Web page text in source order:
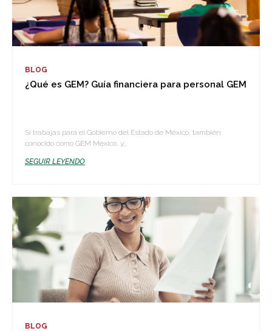
BLOG
¿Qué es GEM? Guía financiera para personal GEM
Si trabajas para el Gobierno del Estado de México, también
conocido como GEM México, y...
SEGUIR LEYENDO
BLOG